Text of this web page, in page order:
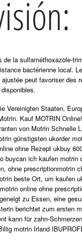
la sulfaméthoxazole-
bactérienne local.
peut favoriser des
Vereinigten Staaten,
Kauf MOTRIN
von Motrin Schnelle
günstigsten ukorder
ohne Rezept ukbuy
ich kaufen
ohne prescriptionmotrin
beste Ort, um kaufen
online ohne
zu Essen, eine
berichtet zum ersten
kann für zahn-
motrin Irland